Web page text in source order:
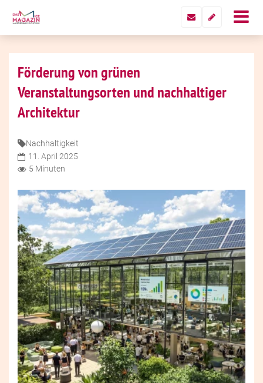
Förderung von grünen
Veranstaltungsorten und nachhaltiger
Architektur
Nachhaltigkeit
11. April 2025
5 Minuten